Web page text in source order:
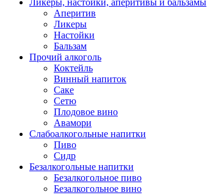
Ликёры, настойки, аперитивы и бальзамы
Аперитив
Ликеры
Настойки
Бальзам
Прочий алкоголь
Коктейль
Винный напиток
Саке
Сетю
Плодовое вино
Авамори
Слабоалкогольные напитки
Пиво
Сидр
Безалкогольные напитки
Безалкогольное пиво
Безалкогольное вино